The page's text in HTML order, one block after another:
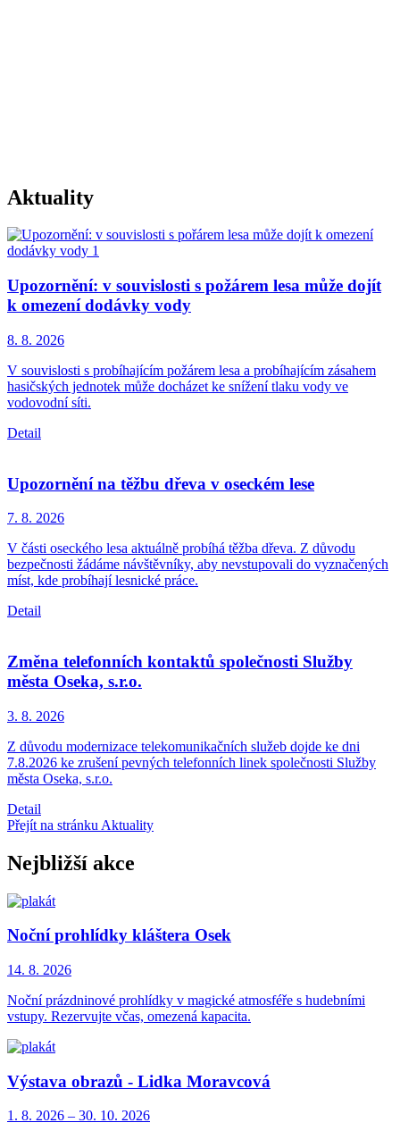
Aktuality
Upozornění: v souvislosti s požárem lesa může dojít
k omezení dodávky vody
8. 8. 2026
V souvislosti s probíhajícím požárem lesa a probíhajícím zásahem
hasičských jednotek může docházet ke snížení tlaku vody ve
vodovodní síti.
Detail
Upozornění na těžbu dřeva v oseckém lese
7. 8. 2026
V části oseckého lesa aktuálně probíhá těžba dřeva. Z důvodu
bezpečnosti žádáme návštěvníky, aby nevstupovali do vyznačených
míst, kde probíhají lesnické práce.
Detail
Změna telefonních kontaktů společnosti Služby
města Oseka, s.r.o.
3. 8. 2026
Z důvodu modernizace telekomunikačních služeb dojde ke dni
7.8.2026 ke zrušení pevných telefonních linek společnosti Služby
města Oseka, s.r.o.
Detail
Přejít na stránku Aktuality
Nejbližší akce
Noční prohlídky kláštera Osek
14. 8. 2026
Noční prázdninové prohlídky v magické atmosféře s hudebními
vstupy. Rezervujte včas, omezená kapacita.
Výstava obrazů - Lidka Moravcová
1. 8. 2026 – 30. 10. 2026